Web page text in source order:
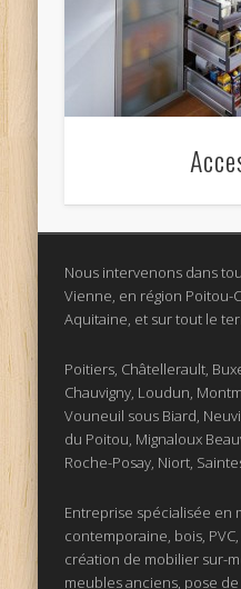
Nous intervenons dans
Vienne, en région Poitou-
Aquitaine, et sur tout le
Poitiers, Châtellerault,
Chauvigny, Loudun,
Vouneuil sous Biard,
du Poitou, Mignaloux
Roche-Posay, Niort,
Entreprise spécialisée
contemporaine, bois,
création de mobilier sur-
meubles anciens, pose